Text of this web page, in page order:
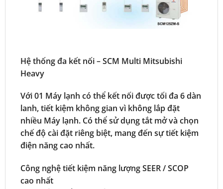
Hệ thống đa kết nối – SCM Multi Mitsubishi
Heavy
Với 01 Máy lạnh có thể kết nối được tối đa 6 dàn
lanh, tiết kiệm không gian vì không lắp đặt
nhiều Máy lạnh. Có thể sử dụng tắt mở và chọn
chế độ cài đặt riêng biệt, mang đến sự tiết kiệm
điện năng cao nhất.
Công nghệ tiết kiệm năng lượng SEER / SCOP
cao nhất